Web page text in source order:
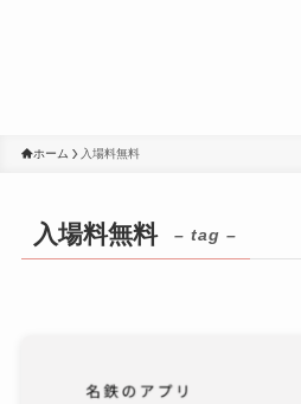
ホーム 入場料無料
入場料無料 – tag –